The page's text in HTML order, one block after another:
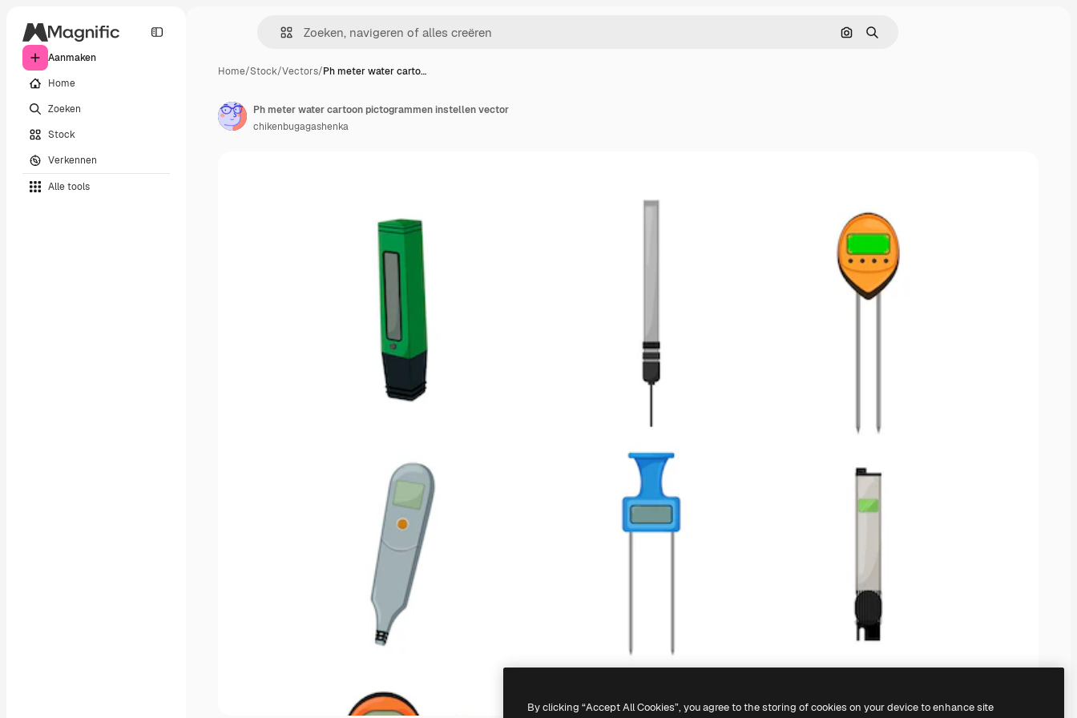
Aanmaken
Home
Zoeken
Stock
Verkennen
Alle tools
Zoeken op afbeelding
Zoeken
Home/Stock/Vectors/Ph meter water carto…
Ph meter water cartoon pictogrammen instellen vector
chikenbugagashenka
By clicking “Accept All Cookies”, you agree to the storing of cookies on your device to enhance site